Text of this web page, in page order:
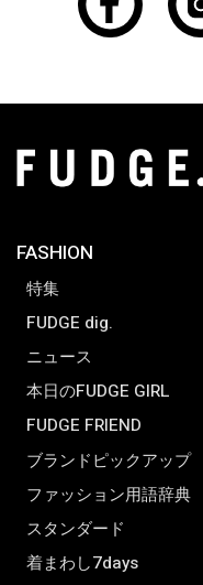
FASHION
特集
FUDGE dig.
ニュース
本日のFUDGE GIRL
FUDGE FRIEND
ブランドピックアップ
ファッション用語辞典
スタンダード
着まわし7days